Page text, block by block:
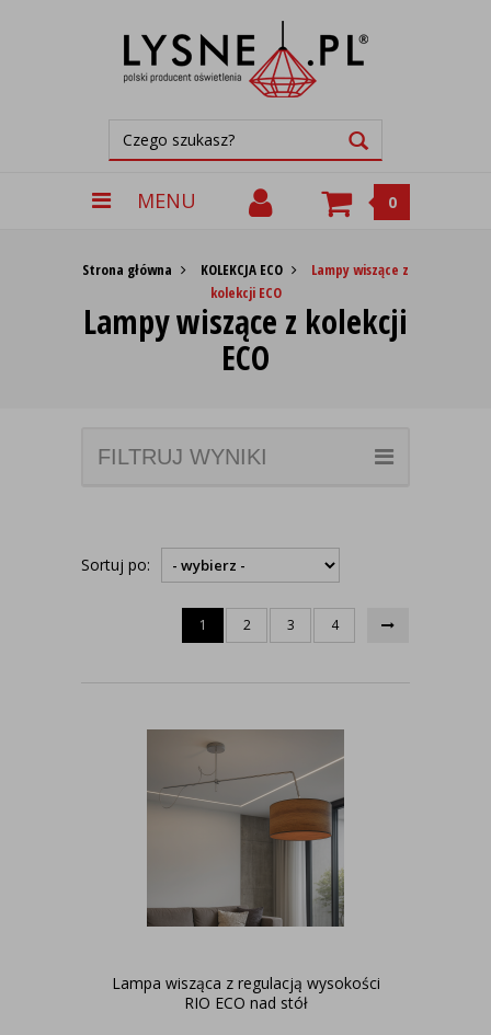
MENU 0
Strona główna KOLEKCJA ECO
Lampy wiszące z
kolekcji ECO
Lampy wiszące z kolekcji
ECO
FILTRUJ WYNIKI
Sortuj po:
1 2 3 4
Lampa wisząca z regulacją wysokości
RIO ECO nad stół